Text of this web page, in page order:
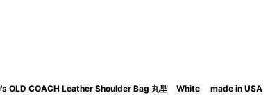
OLD COACH Leather Shoulder Bag 丸型 White made in USA